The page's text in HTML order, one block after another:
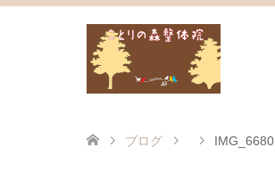
ブログ IMG_6680